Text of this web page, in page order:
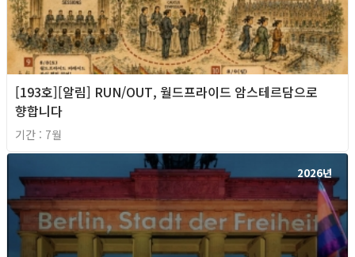
[193호][알림] RUN/OUT, 월드프라이드 암스테르담으로
향합니다
기간 : 7월
2026년